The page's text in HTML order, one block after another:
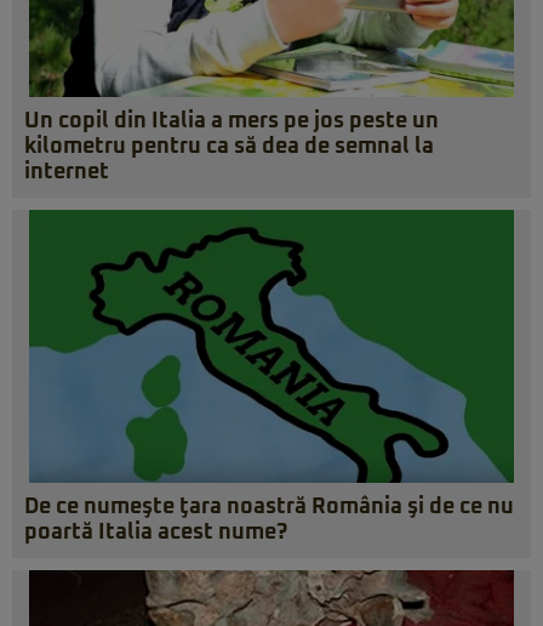
Un copil din Italia a mers pe jos peste un
kilometru pentru ca să dea de semnal la
internet
De ce numeşte ţara noastră România şi de ce nu
poartă Italia acest nume?